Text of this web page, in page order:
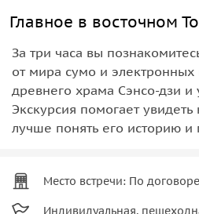
Главное в восточном
За три часа вы
от мира сумо и электронных
древнего храма Сэнсо-дзи и
Экскурсия помогает
лучше понять его историю
Место встречи: По
Индивидуальная,